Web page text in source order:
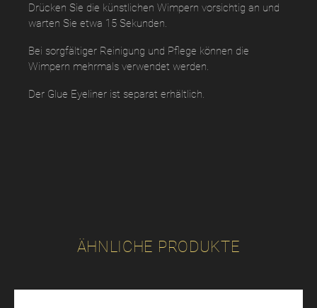
Drücken Sie die künstlichen Wimpern vorsichtig an und
warten Sie etwa 15 Sekunden.
Bei sorgfältiger Reinigung und Pflege können die
Wimpern mehrmals verwendet werden.
Der Glue Eyeliner ist separat erhältlich.
ÄHNLICHE PRODUKTE